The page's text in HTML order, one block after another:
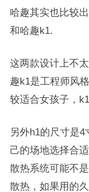
哈趣其实也比较
和哈趣k1.
这两款设计上不
趣k1是工程师风
较适合女孩子，
另外h1的尺寸是
己的场地选择合
散热系统可能不
散热，如果用的